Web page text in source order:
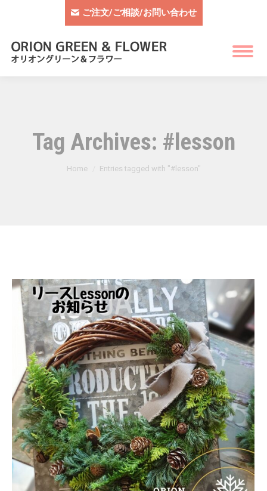
ご注文/ご相談/お問い合わせ
Tag Archives: #lesson
You are here:
Home Entries tagged with "#lesson"